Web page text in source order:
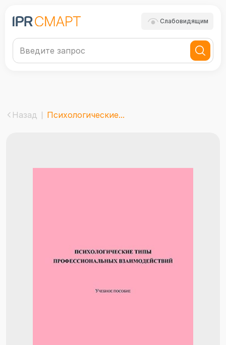
Слабовидящим
Назад Психологические...